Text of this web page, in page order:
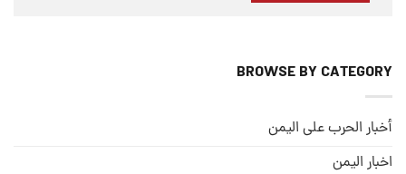
BROWSE BY CATEGORY
أخبار الحرب على اليمن
اخبار اليمن